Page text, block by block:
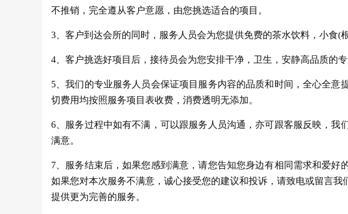
不推销，完全遵从客户意愿，由您挑选适合的项目。
3、客户到达会所的同时，服务人员会为您提供免费的茶水饮料，小食(
4、客户挑选好项目后，接待员会为您安排干净，卫生，安静高品质的
5、我们的专业服务人员会保证项目服务内容的品质和时间，全心全意
切费用均按照服务项目表收费，消费透明无添加。
6、服务过程中如有不满，可以跟服务人员沟通，亦可跟客服反映，我
满意。
7、服务结束后，如果您感到满意，请您告知您身边有相同需求和爱好
如果您对本次服务不满意，诚心接受您的建议和投诉，请致电或留言
提供更为完善的服务。